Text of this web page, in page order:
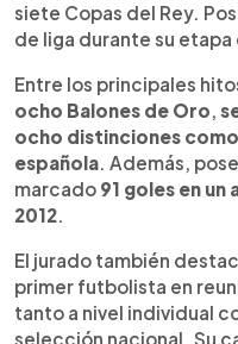
siete Copas del Rey.
de liga durante su etapa
Entre los principales
ocho Balones de Oro,
ocho distinciones
española. Además,
marcado 91 goles en
2012.
El jurado también
primer futbolista en
tanto a nivel individual
selección nacional. Su